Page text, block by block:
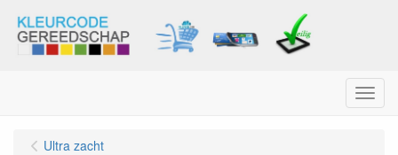
Menu
Ultra zacht